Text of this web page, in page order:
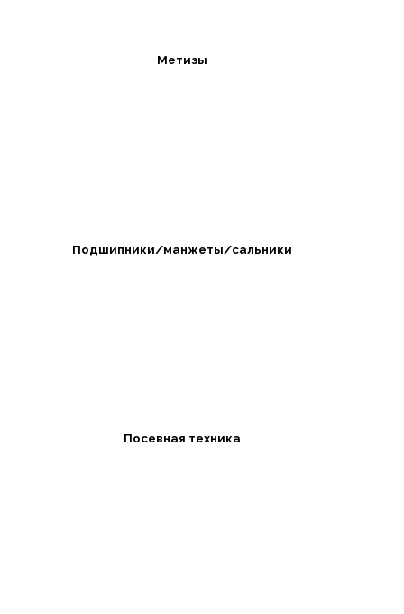
Метизы
Подшипники/манжеты/сальники
Посевная техника